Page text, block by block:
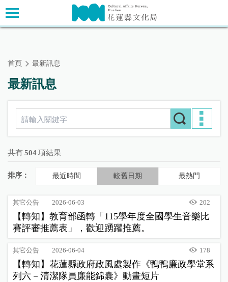
跳
到
主
主要內容區塊
首頁 最新訊息
最新訊息
共有 504 項結果
排序： 最近時間 較舊日期 最熱門
其它公告 2026-06-03 202
【轉知】教育部函轉「115學年度全國學生音樂比
賽評審推薦表」，歡迎踴躍推薦。
其它公告 2026-06-04 178
【轉知】花蓮縣政府政風處製作《鴨鴨廉政學堂系
列六－清潔隊員廉能錦囊》動畫短片